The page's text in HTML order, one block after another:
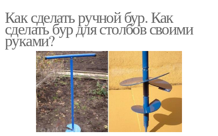
Как сделать ручной бур. Как
сделать бур для столбов своими
руками?